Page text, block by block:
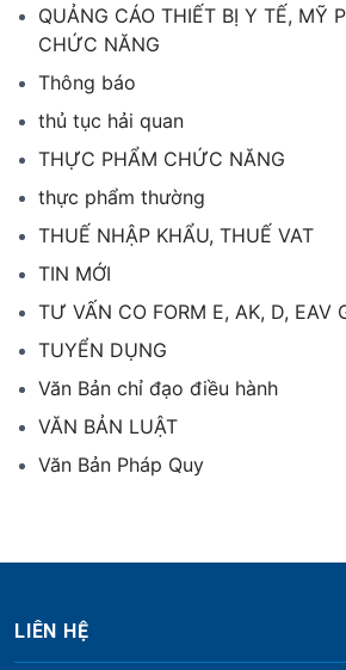
QUẢNG CÁO THIẾT BỊ Y TẾ, MỸ
CHỨC NĂNG
Thông báo
thủ tục hải quan
THỰC PHẨM CHỨC NĂNG
thực phẩm thường
THUẾ NHẬP KHẨU, THUẾ VAT
TIN MỚI
TƯ VẤN CO FORM E, AK, D, EAV
TUYỂN DỤNG
Văn Bản chỉ đạo điều hành
VĂN BẢN LUẬT
Văn Bản Pháp Quy
LIÊN HỆ